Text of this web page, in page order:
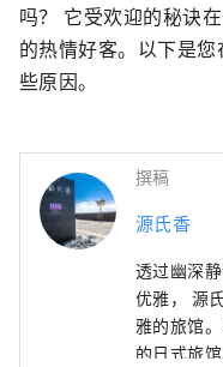
吗？ 它受欢迎的秘诀
的热情好客。以下是
些原因。
撰稿
源氏香
透过幽深
优雅， 源
雅的旅馆
的日式旅